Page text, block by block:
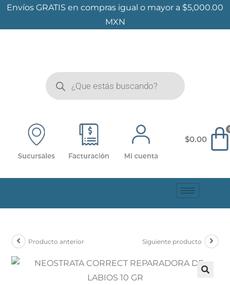
Envíos GRATIS en compras igual o mayor a $5,000.00
MXN
$0.00
Producto anterior Siguiente producto